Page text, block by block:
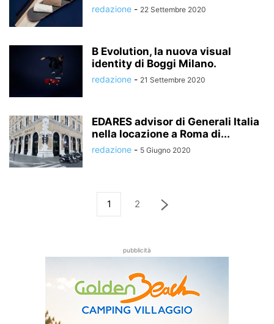
redazione - 22 Settembre 2020
B Evolution, la nuova visual
identity di Boggi Milano.
redazione - 21 Settembre 2020
EDARES advisor di Generali Italia
nella locazione a Roma di...
redazione - 5 Giugno 2020
1 2
pubblicità